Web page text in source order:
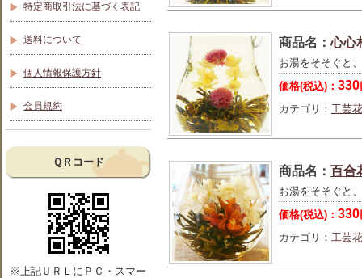
商品名：心心
お湯をそそぐと
価格(税込)： 330
カテゴリ： 工芸
商品名： 百合
お湯をそそぐと
価格(税込)： 330
カテゴリ： 工芸
特定商取引法に基づく表記
送料について
個人情報保護方針
会員規約
ＱＲコード
※上記ＵＲＬにＰＣ・スマー